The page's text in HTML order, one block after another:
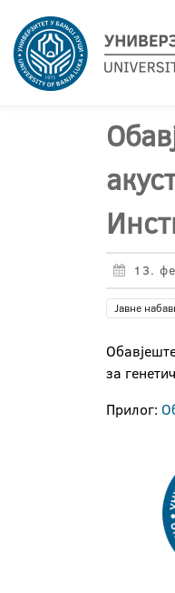
13.
Јавне
за
Прилог: